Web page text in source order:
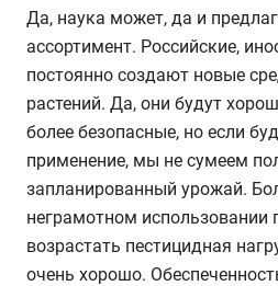
Да, наука может, да и
ассортимент. Российские,
постоянно создают новые
растений. Да, они будут
более безопасные, но если
применение, мы не сумеем
запланированный урожай.
неграмотном использовании
возрастать пестицидная
очень хорошо.